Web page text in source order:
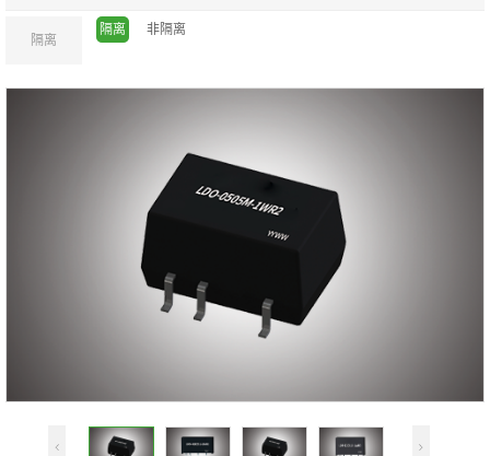
隔离
隔离 非隔离
31.8×20.3
航空、航天、车辆、船舶及特种电源